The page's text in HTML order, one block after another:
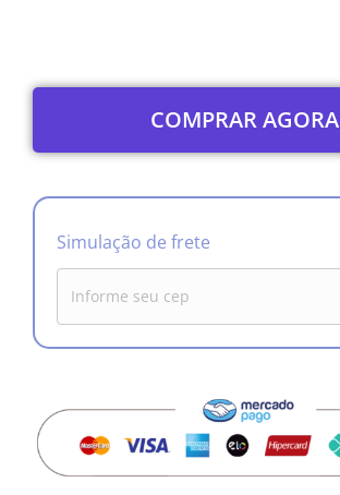
COMPRAR AGORA
Simulação de frete